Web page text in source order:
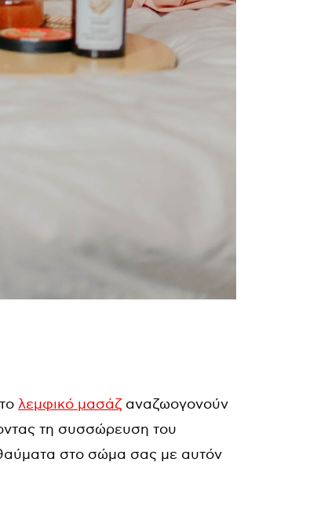
λεμφικό μασάζ αναζωογονούν
τη συσσώρευση του
στο σώμα σας με αυτόν